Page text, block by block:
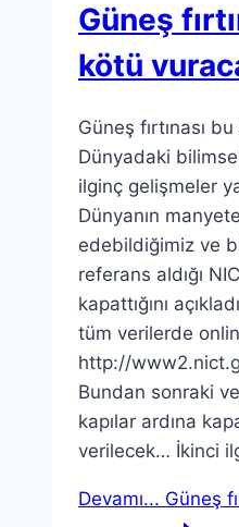
Güneş
kötü
Güneş fırtınası
Dünyadaki
ilginç gelişmeler
Dünyanın
edebildiğimiz ve
referans aldığı
kapattığını
tüm verilerde
http://
Bundan sonraki
kapılar ardına
verilecek… İkinci
Devamı... Güneş